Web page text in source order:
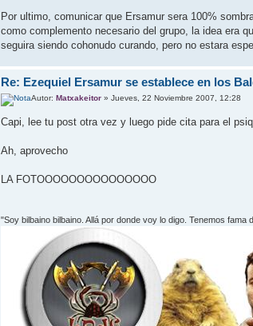
Por ultimo, comunicar que Ersamur sera 100%
como complemento necesario del grupo, la idea era
seguira siendo cohonudo curando, pero no estara
Re: Ezequiel Ersamur se establece en los
Autor:Matxakeitor » Jueves, 22 Noviembre 2007, 12:28
Capi, lee tu post otra vez y luego pide cita para el
Ah, aprovecho
LA FOTOOOOOOOOOOOOOOO
"Soy bilbaino bilbaino. Allá por donde voy lo digo. Tenemos